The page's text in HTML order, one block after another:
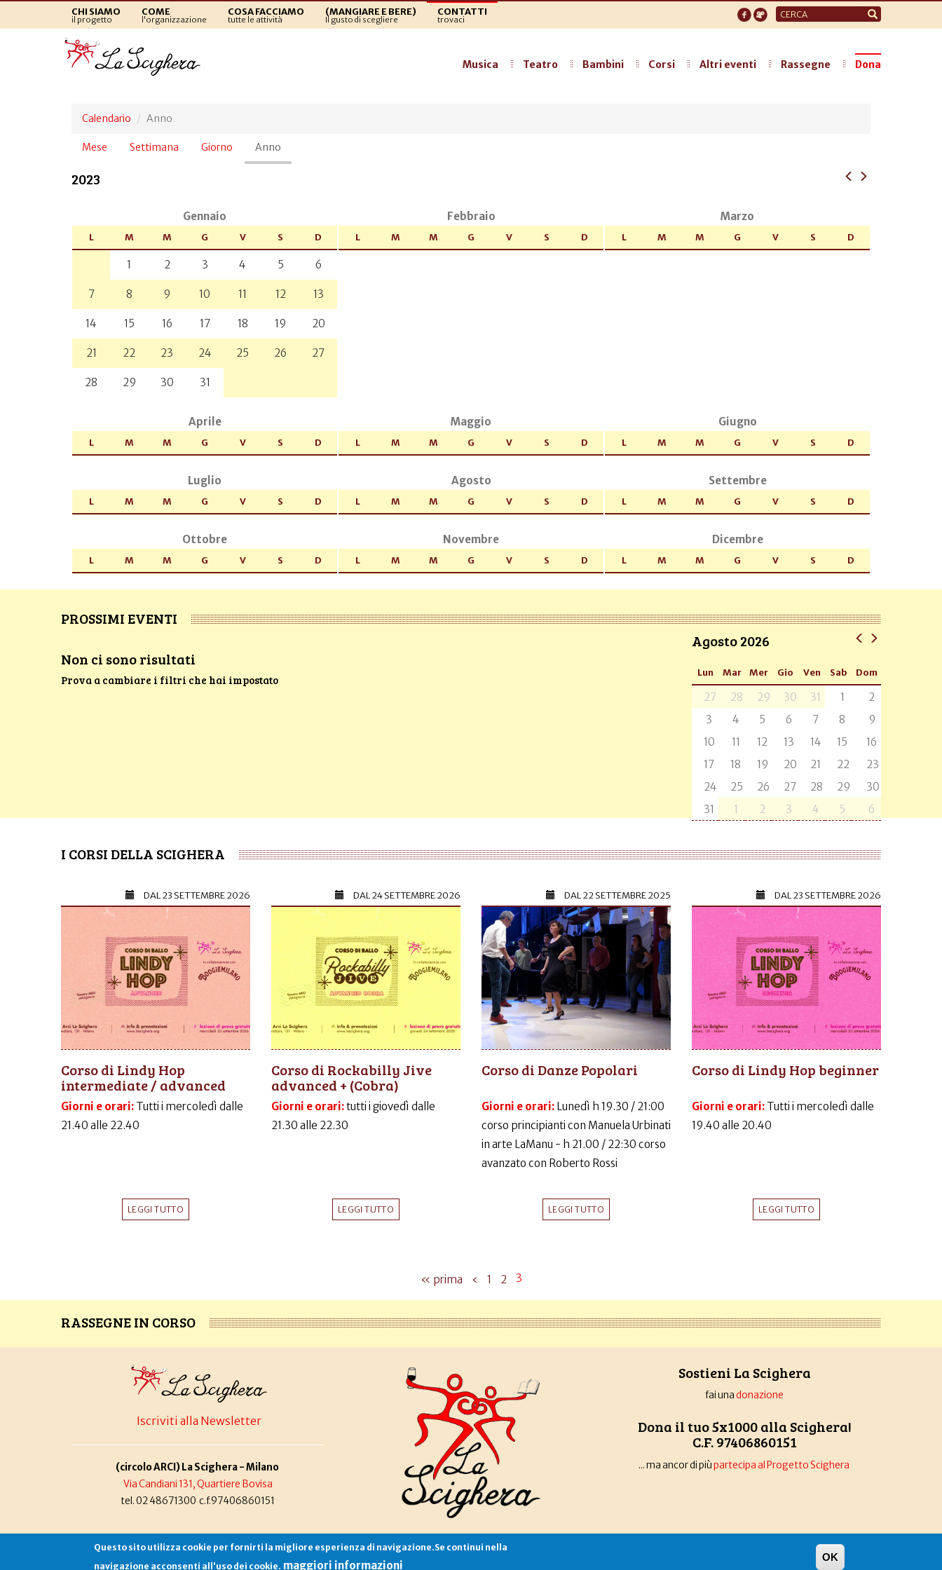
CHI SIAMO
il progetto
COME
l'organizzazione
COSA FACCIAMO
tutte le attività
(MANGIARE E BERE)
Il gusto di scegliere
CONTATTI
trovaci
Form
di
Musica Teatro Bambini Corsi Altri eventi Rassegne Dona
Calendario Anno
Schede
Mese Settimana Giorno Anno
attiva)
2023
Gennaio
L M M G V S D
1 2 3 4 5 6
7 8 9 10 11 12 13
14 15 16 17 18 19 20
21 22 23 24 25 26 27
28 29 30 31
Febbraio
L M M G V S D
Marzo
L M M G V S D
Aprile
L M M G V S D
Maggio
L M M G V S D
Giugno
L M M G V S D
Luglio
L M M G V S D
Agosto
L M M G V S D
Settembre
L M M G V S D
Ottobre
L M M G V S D
Novembre
L M M G V S D
Dicembre
L M M G V S D
PROSSIMI EVENTI
Non ci sono risultati
Prova a cambiare i filtri che hai impostato
Agosto 2026
Lun Mar Mer Gio Ven Sab Dom
27 28 29 30 31 1
2
3
4 5 6 7 8
9
10
11 12 13 14 15
16
17
18 19 20 21 22
23
24
25 26 27 28 29
30
31
1 2 3 4 5 6
I CORSI DELLA SCIGHERA
DAL23 SETTEMBRE 2026
Corso di Lindy Hop
intermediate / advanced
Giorni e orari: Tutti i mercoledì dalle
21.40 alle 22.40
LEGGI TUTTO
DAL24 SETTEMBRE 2026
Corso di Rockabilly Jive
advanced + (Cobra)
Giorni e orari:tutti i giovedì dalle
21.30 alle 22.30
LEGGI TUTTO
DAL22 SETTEMBRE 2025
Corso di Danze Popolari
Giorni e orari: Lunedì h 19.30 / 21:00
corso principianti con Manuela Urbinati
in arte LaManu - h 21.00 / 22:30 corso
avanzato con Roberto Rossi
LEGGI TUTTO
DAL23 SETTEMBRE 2026
Corso di Lindy Hop beginner
Giorni e orari: Tutti i mercoledì dalle
19.40 alle 20.40
LEGGI TUTTO
« prima ‹ 1 2 3
RASSEGNE IN CORSO
Iscriviti alla Newsletter
(circolo ARCI) La Scighera - Milano
Via Candiani 131, Quartiere Bovisa
tel. 02 48671300 c.f.97406860151
Sostieni La Scighera
fai unadonazione
Dona il tuo 5x1000 alla Scighera!
C.F. 97406860151
... ma ancor di piùpartecipa al Progetto Scighera
Associazione La Scigheracopyleft |cookies
Questo sito utilizza cookie per fornirti la migliore esperienza di navigazione.Se continui nella
navigazione acconsenti all'uso dei cookie. maggiori informazioni
OK